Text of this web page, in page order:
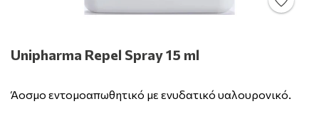
Unipharma Repel Spray 15 ml
Άοσμο εντομοαπωθητικό με ενυδατικό υαλουρονικό.